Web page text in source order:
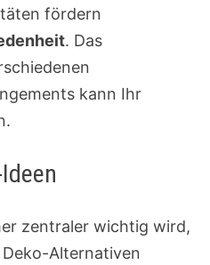
fördern
. Das
kann Ihr
zentraler wichtig wird,
Alternativen